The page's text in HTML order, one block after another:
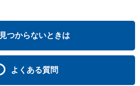
見つからないときは
よくある質問